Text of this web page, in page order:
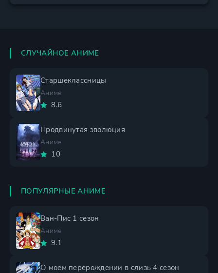
СЛУЧАЙНОЕ АНИМЕ
Старшеклассницы
Аниме
8.6
Продвинутая эволюция
Аниме
10
ПОПУЛЯРНЫЕ АНИМЕ
Ван-Пис 1 сезон
Аниме
9.1
О моем перерождении в слизь 4 сезон